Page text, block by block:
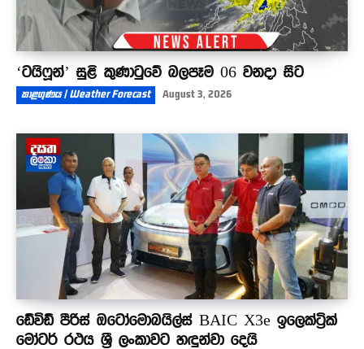
‘ටයිෆූන්’ සුළි කුණාටුවේ බලපෑම 06 වනදා සිට
කාළගුණය | Weather Forecast August 3, 2026
ඩේවිඩ් පීරිස් ඔටෝමොබයිල්ස් BAIC X3e ඉලෙක්ට්‍රික්
මෝටර් රථය ශ්‍රී ලංකාවට හඳුන්වා දෙයි